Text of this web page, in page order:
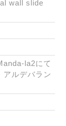
wall slide
la2にて
ルデバラン